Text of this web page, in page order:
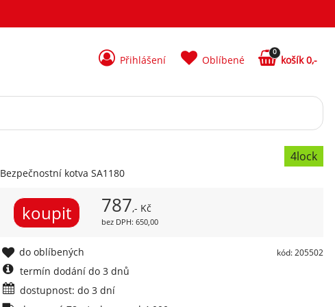
Bezpečnostní kotva SA1180
4lock
787,- Kč
bez DPH: 650,00
kód: 205502
do oblíbených
termín dodání do 3 dnů
dostupnost: do 3 dní
Přihlášení Oblíbené
0
košík 0,-